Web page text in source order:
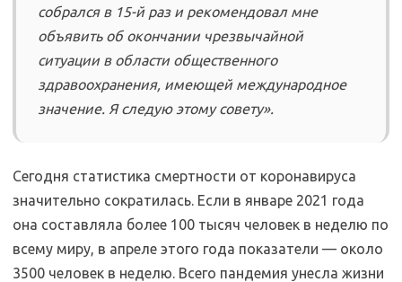
собрался в 15-й раз и рекомендовал мне
объявить об окончании чрезвычайной
ситуации в области общественного
здравоохранения, имеющей международное
значение. Я следую этому совету».
Сегодня статистика смертности от коронавируса
значительно сократилась. Если в январе 2021 года
она составляла более 100 тысяч человек в неделю по
всему миру, в апреле этого года показатели — около
3500 человек в неделю. Всего пандемия унесла жизни